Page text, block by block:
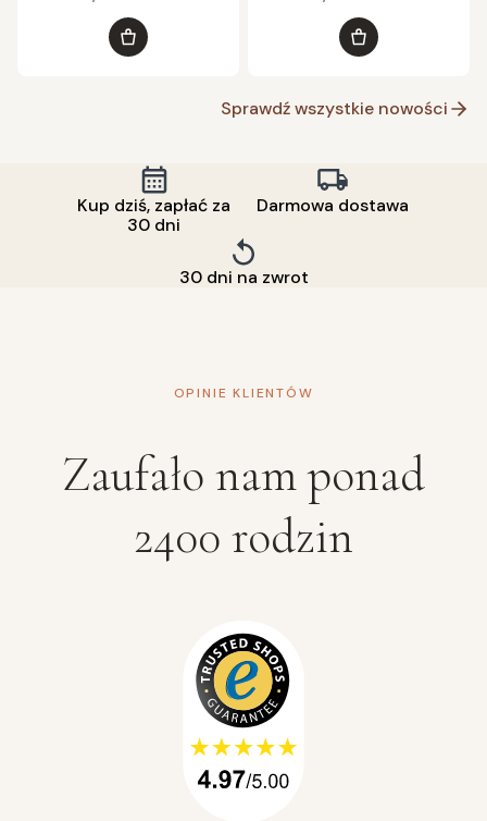
Sprawdź wszystkie nowości
Zobacz produkt
Zobacz produkt
Kup dziś, zapłać za
30 dni
Darmowa dostawa
30 dni na zwrot
OPINIE KLIENTÓW
Zaufało nam ponad
2400 rodzin